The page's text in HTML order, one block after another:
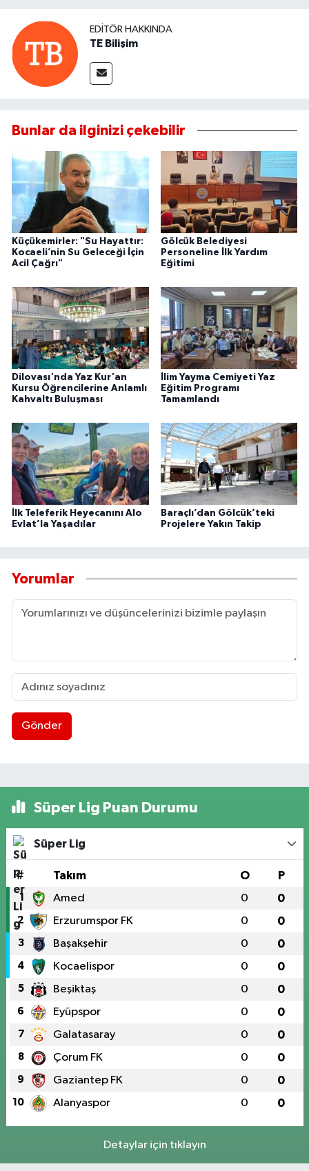
EDITÖR HAKKINDA
TE Bilişim
Bunlar da ilginizi çekebilir
Küçükemirler: "Su Hayattır:
Kocaeli’nin Su Geleceği İçin
Acil Çağrı"
Gölcük Belediyesi
Personeline İlk Yardım
Eğitimi
Dilovası'nda Yaz Kur'an
Kursu Öğrencilerine Anlamlı
Kahvaltı Buluşması
İlim Yayma Cemiyeti Yaz
Eğitim Programı
Tamamlandı
İlk Teleferik Heyecanını Alo
Evlat’la Yaşadılar
Baraçlı’dan Gölcük’teki
Projelere Yakın Takip
Yorumlar
Gönder
Süper Lig Puan Durumu
Süper Lig
# Takım O P
1 Amed 0 0
2 Erzurumspor FK 0 0
3 Başakşehir 0 0
4 Kocaelispor 0 0
5 Beşiktaş 0 0
6 Eyüpspor 0 0
7 Galatasaray 0 0
8 Çorum FK 0 0
9 Gaziantep FK 0 0
10 Alanyaspor 0 0
Detaylar için tıklayın